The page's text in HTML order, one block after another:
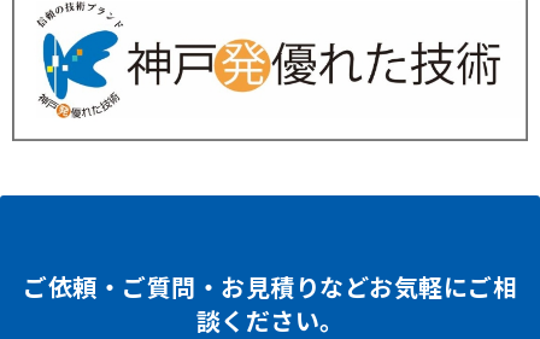
ご依頼・ご質問・お見積りなどお気軽にご相
談ください。